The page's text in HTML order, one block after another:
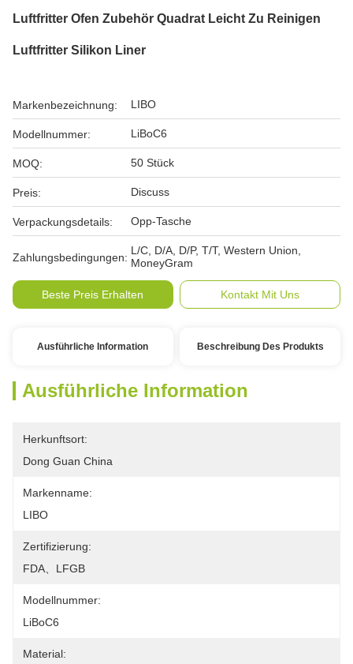
Luftfritter Ofen Zubehör Quadrat Leicht Zu Reinigen
Luftfritter Silikon Liner
Markenbezeichnung: LIBO
Modellnummer: LiBoC6
MOQ: 50 Stück
Preis: Discuss
Verpackungsdetails: Opp-Tasche
Zahlungsbedingungen:
L/C, D/A, D/P, T/T, Western Union,
MoneyGram
Beste Preis Erhalten Kontakt Mit Uns
Ausführliche Information Beschreibung Des Produkts
Ausführliche Information
Herkunftsort:
Dong Guan China
Markenname:
LIBO
Zertifizierung:
FDA、LFGB
Modellnummer:
LiBoC6
Material: